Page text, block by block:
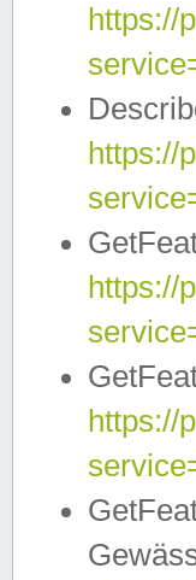
https://
https://
https://
https://